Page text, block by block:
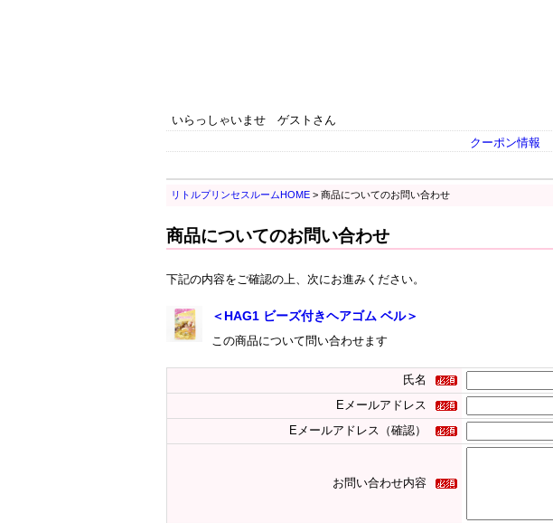
いらっしゃいませ ゲストさん
クーポン情報
リトルプリンセスルームHOME > 商品についてのお問い合わせ
商品についてのお問い合わせ
下記の内容をご確認の上、次にお進みください。
＜HAG1 ビーズ付きヘアゴム ベル＞
この商品について問い合わせます
氏名
Eメールアドレス
Eメールアドレス（確認）
お問い合わせ内容